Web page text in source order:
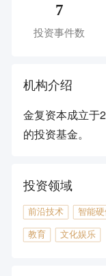
7
投资事件数
机构介绍
金复资本成立于
的投资基金。
投资领域
前沿技术 智能
教育 文化娱乐